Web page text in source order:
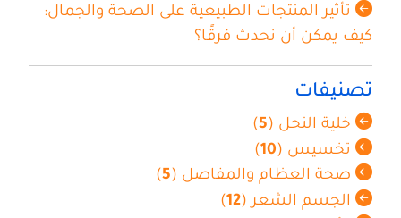
تأثير المنتجات الطبيعية على الصحة والجمال:
كيف يمكن أن نحدث فرقًا؟
تصنيفات
خلية النحل (5
)
تخسيس (10
)
صحة العظام والمفاصل (5
)
الجسم الشعر (12
)